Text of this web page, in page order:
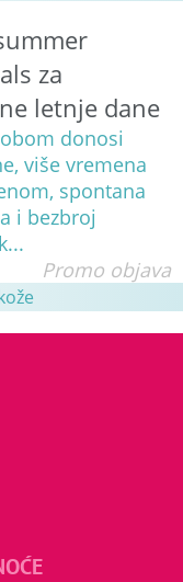
za
letnje dane
donosi
više vremena
spontana
i bezbroj
Promo objava